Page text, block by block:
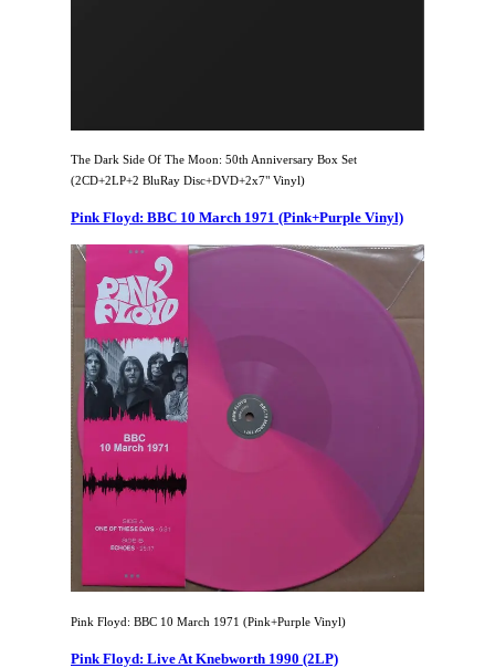
The Dark Side Of The Moon: 50th Anniversary Box Set
(2CD+2LP+2 BluRay Disc+DVD+2x7" Vinyl)
Pink Floyd: BBC 10 March 1971 (Pink+Purple Vinyl)
Pink Floyd: BBC 10 March 1971 (Pink+Purple Vinyl)
Pink Floyd: Live At Knebworth 1990 (2LP)